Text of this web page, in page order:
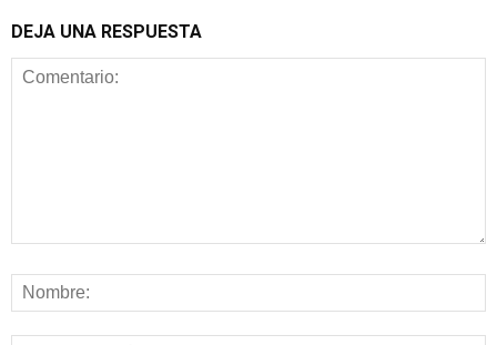
DEJA UNA RESPUESTA